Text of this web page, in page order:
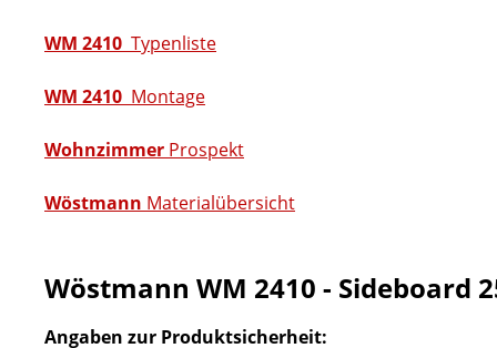
WM 2410 Typenliste
WM 2410 Montage
Wohnzimmer Prospekt
Wöstmann Materialübersicht
Wöstmann WM 2410 - Sideboard
Angaben zur Produktsicherheit: